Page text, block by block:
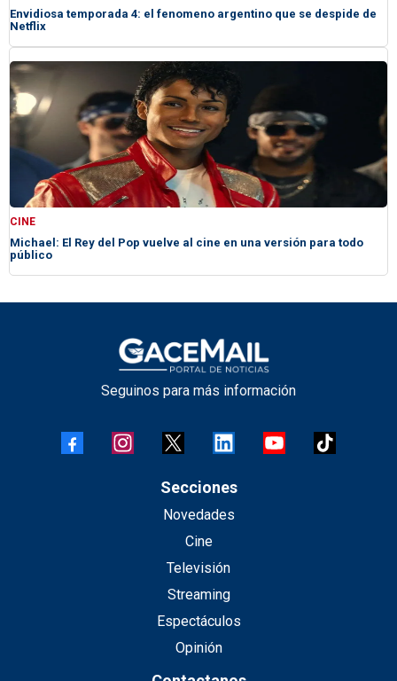
Envidiosa temporada 4: el fenomeno argentino que se despide de
Netflix
CINE
Michael: El Rey del Pop vuelve al cine en una versión para todo
público
Seguinos para más información
Secciones
Novedades
Cine
Televisión
Streaming
Espectáculos
Opinión